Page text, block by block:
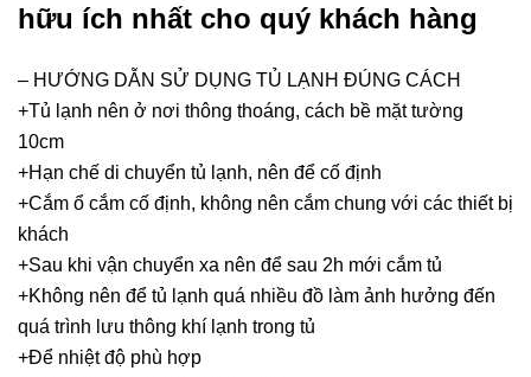
hữu ích nhất cho quý khách hàng
– HƯỚNG DẪN SỬ DỤNG TỦ LẠNH ĐÚNG CÁCH
+Tủ lạnh nên ở nơi thông thoáng, cách bề mặt tường
10cm
+Hạn chế di chuyển tủ lạnh, nên để cố định
+Cắm ổ cắm cố định, không nên cắm chung với các thiết bị
khách
+Sau khi vận chuyển xa nên để sau 2h mới cắm tủ
+Không nên để tủ lạnh quá nhiều đồ làm ảnh hưởng đến
quá trình lưu thông khí lạnh trong tủ
+Để nhiệt độ phù hợp